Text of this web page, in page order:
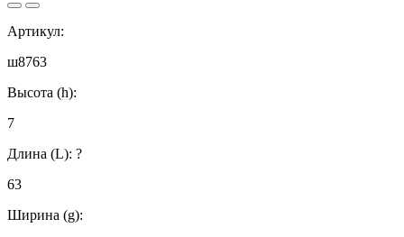
Артикул:
ш8763
Высота (h):
7
Длина (L): ?
63
Ширина (g):